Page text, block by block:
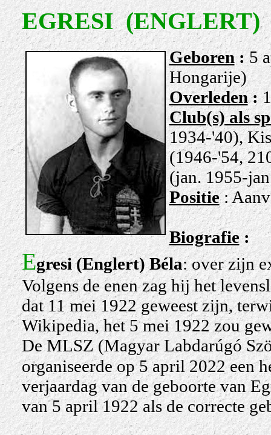
EGRESI (ENGLERT)
Geboren:5
Hongarije)
Overleden:
Club(s) als
1934-'40),
(1946-'54,
(jan. 1955-
Positie :
Biografie:
Egresi (Englert) Béla: over zijn
Volgens de enen zag hij het
dat 11 mei 1922 geweest zijn,
Wikipedia, het 5 mei 1922 zou
De MLSZ (Magyar Labdarúgó
organiseerde op 5 april 2022 een
verjaardag van de geboorte van
van 5 april 1922 als de correcte